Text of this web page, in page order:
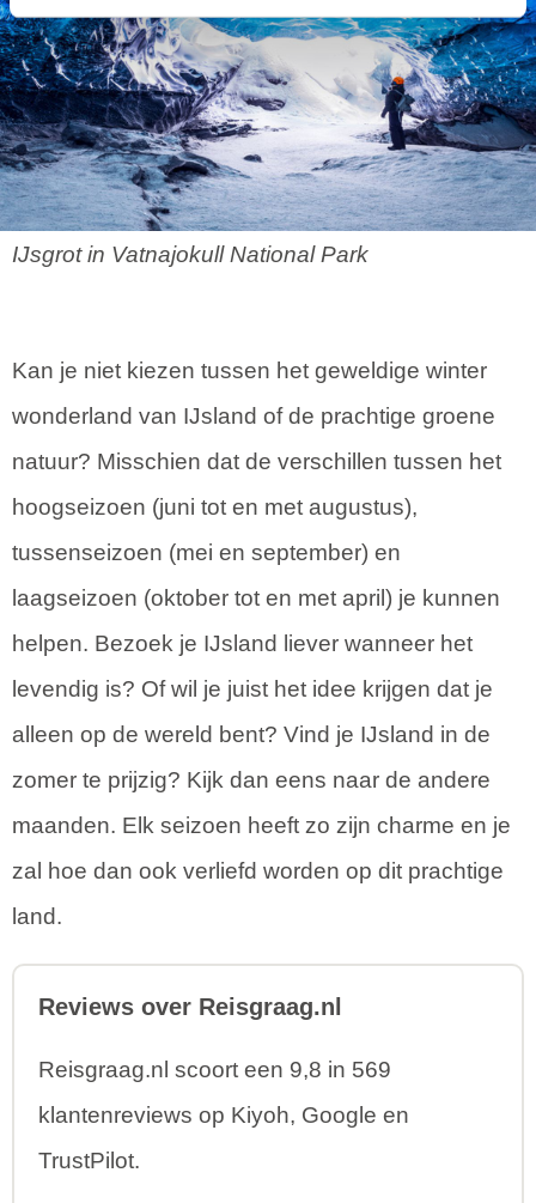
IJsgrot in Vatnajokull National Park
Kan je niet kiezen tussen het geweldige winter
wonderland van IJsland of de prachtige groene
natuur? Misschien dat de verschillen tussen het
hoogseizoen (juni tot en met augustus),
tussenseizoen (mei en september) en
laagseizoen (oktober tot en met april) je kunnen
helpen. Bezoek je IJsland liever wanneer het
levendig is? Of wil je juist het idee krijgen dat je
alleen op de wereld bent? Vind je IJsland in de
zomer te prijzig? Kijk dan eens naar de andere
maanden. Elk seizoen heeft zo zijn charme en je
zal hoe dan ook verliefd worden op dit prachtige
land.
Reviews over Reisgraag.nl
Reisgraag.nl scoort een 9,8 in 569
klantenreviews op Kiyoh, Google en
TrustPilot.